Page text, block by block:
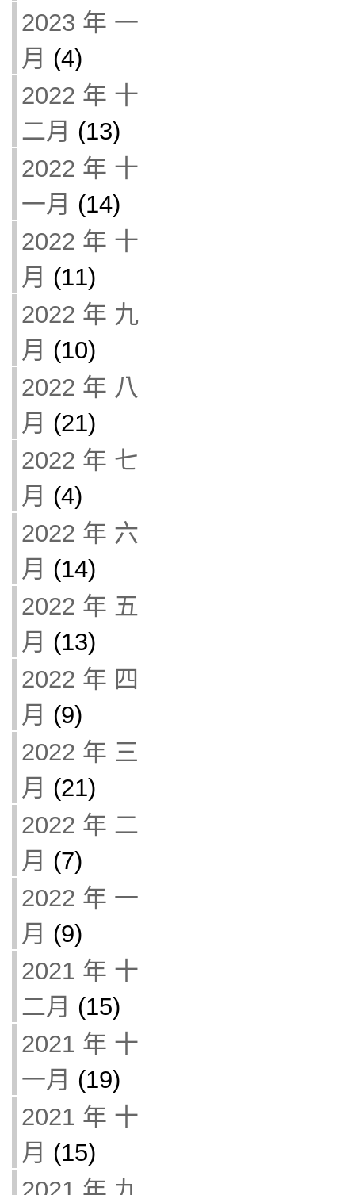
2023 年 一
月 (4)
2022 年 十
二月 (13)
2022 年 十
一月 (14)
2022 年 十
月 (11)
2022 年 九
月 (10)
2022 年 八
月 (21)
2022 年 七
月 (4)
2022 年 六
月 (14)
2022 年 五
月 (13)
2022 年 四
月 (9)
2022 年 三
月 (21)
2022 年 二
月 (7)
2022 年 一
月 (9)
2021 年 十
二月 (15)
2021 年 十
一月 (19)
2021 年 十
月 (15)